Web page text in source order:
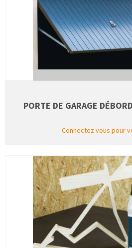
PORTE DE GARAGE
Connectez vous pour